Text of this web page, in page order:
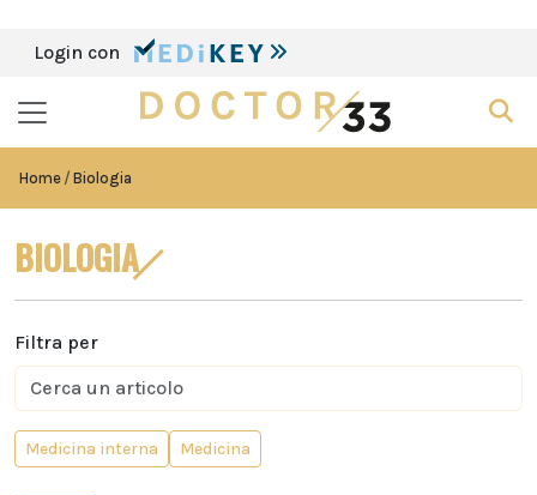
Login con
Home Biologia
BIOLOGIA
Filtra per
Medicina interna Medicina